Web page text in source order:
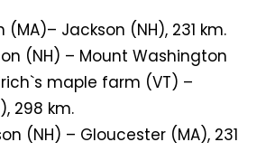
(MA)– Jackson (NH), 231 km.
(NH) – Mount Washington
maple farm (VT) –
298 km.
(NH) – Gloucester (MA), 231